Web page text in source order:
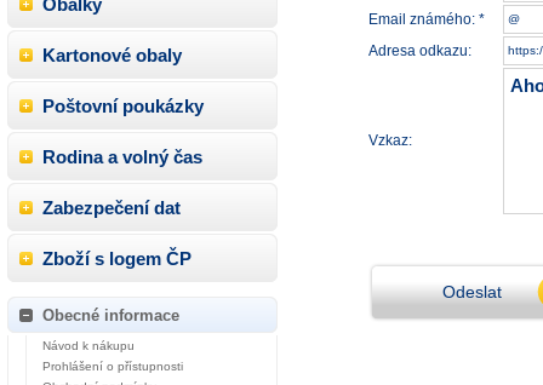
Email známého: *
Adresa odkazu:
Vzkaz:
Odeslat
Kartonové obaly
Poštovní poukázky
Rodina a volný čas
Zabezpečení dat
Zboží s logem ČP
Obecné informace
Návod k nákupu
Prohlášení o přístupnosti